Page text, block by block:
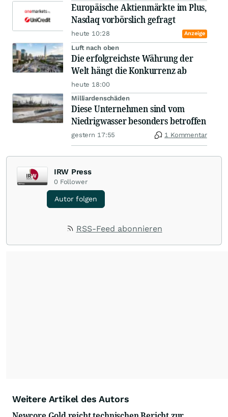
Europäische Aktienmärkte im Plus,
Nasdaq vorbörslich gefragt
heute 10:28 Anzeige
Luft nach oben
Die erfolgreichste Währung der
Welt hängt die Konkurrenz ab
heute 18:00
Milliardenschäden
Diese Unternehmen sind vom
Niedrigwasser besonders betroffen
gestern 17:55 1 Kommentar
IRW Press
0 Follower
Autor folgen
RSS-Feed abonnieren
Weitere Artikel des Autors